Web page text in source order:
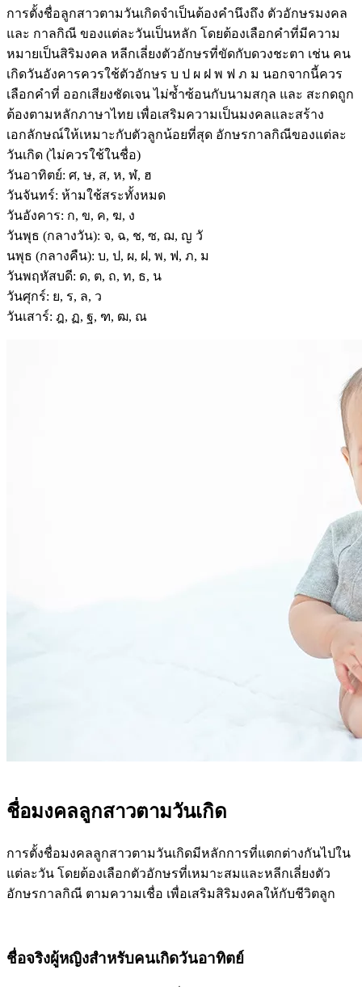
การตั้งชื่อลูกสาวตามวันเกิดจำเป็นต้องคำนึงถึง ตัวอักษรมงคล
และ กาลกิณี ของแต่ละวันเป็นหลัก โดยต้องเลือกคำที่มีความ
หมายเป็นสิริมงคล หลีกเลี่ยงตัวอักษรที่ขัดกับดวงชะตา เช่น คน
เกิดวันอังคารควรใช้ตัวอักษร บ ป ผ ฝ พ ฟ ภ ม นอกจากนี้ควร
เลือกคำที่ ออกเสียงชัดเจน ไม่ซ้ำซ้อนกับนามสกุล และ สะกดถูก
ต้องตามหลักภาษาไทย เพื่อเสริมความเป็นมงคลและสร้าง
เอกลักษณ์ให้เหมาะกับตัวลูกน้อยที่สุด อักษรกาลกิณีของแต่ละ
วันเกิด (ไม่ควรใช้ในชื่อ)
วันอาทิตย์: ศ, ษ, ส, ห, ฬ, ฮ
วันจันทร์: ห้ามใช้สระทั้งหมด
วันอังคาร: ก, ข, ค, ฆ, ง
วันพุธ (กลางวัน): จ, ฉ, ช, ซ, ฌ, ญ วั
นพุธ (กลางคืน): บ, ป, ผ, ฝ, พ, ฟ, ภ, ม
วันพฤหัสบดี: ด, ต, ถ, ท, ธ, น
วันศุกร์: ย, ร, ล, ว
วันเสาร์: ฎ, ฏ, ฐ, ฑ, ฒ, ณ
ชื่อมงคลลูกสาวตามวันเกิด
การตั้งชื่อมงคลลูกสาวตามวันเกิดมีหลักการที่แตกต่างกันไปใน
แต่ละวัน โดยต้องเลือกตัวอักษรที่เหมาะสมและหลีกเลี่ยงตัว
อักษรกาลกิณี ตามความเชื่อ เพื่อเสริมสิริมงคลให้กับชีวิตลูก
ชื่อจริงผู้หญิงสำหรับคนเกิดวันอาทิตย์